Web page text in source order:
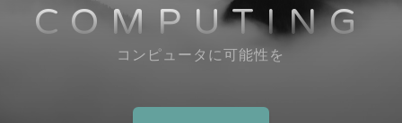
COMPUTING
コンピュータに可能性を